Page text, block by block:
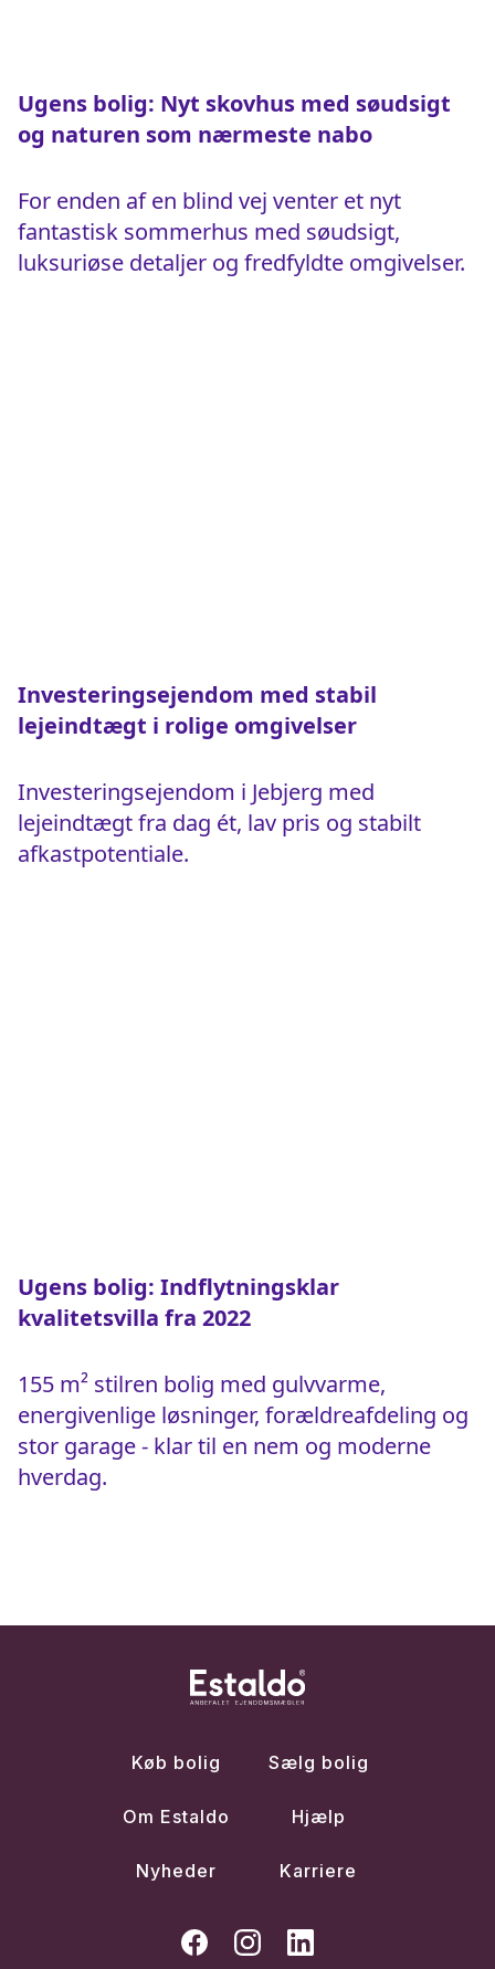
Ugens bolig: Nyt skovhus med søudsigt
og naturen som nærmeste nabo
For enden af en blind vej venter et nyt
fantastisk sommerhus med søudsigt,
luksuriøse detaljer og fredfyldte omgivelser.
Investeringsejendom med stabil
lejeindtægt i rolige omgivelser
Investeringsejendom i Jebjerg med
lejeindtægt fra dag ét, lav pris og stabilt
afkastpotentiale.
Ugens bolig: Indflytningsklar
kvalitetsvilla fra 2022
155 m² stilren bolig med gulvvarme,
energivenlige løsninger, forældreafdeling og
stor garage - klar til en nem og moderne
hverdag.
Køb bolig Sælg bolig
Om Estaldo Hjælp
Nyheder Karriere